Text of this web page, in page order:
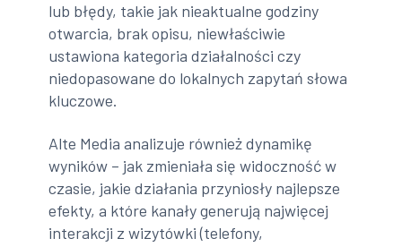
lub błędy, takie jak nieaktualne godziny
otwarcia, brak opisu, niewłaściwie
ustawiona kategoria działalności czy
niedopasowane do lokalnych zapytań słowa
kluczowe.
Alte Media analizuje również dynamikę
wyników – jak zmieniała się widoczność w
czasie, jakie działania przyniosły najlepsze
efekty, a które kanały generują najwięcej
interakcji z wizytówki (telefony,